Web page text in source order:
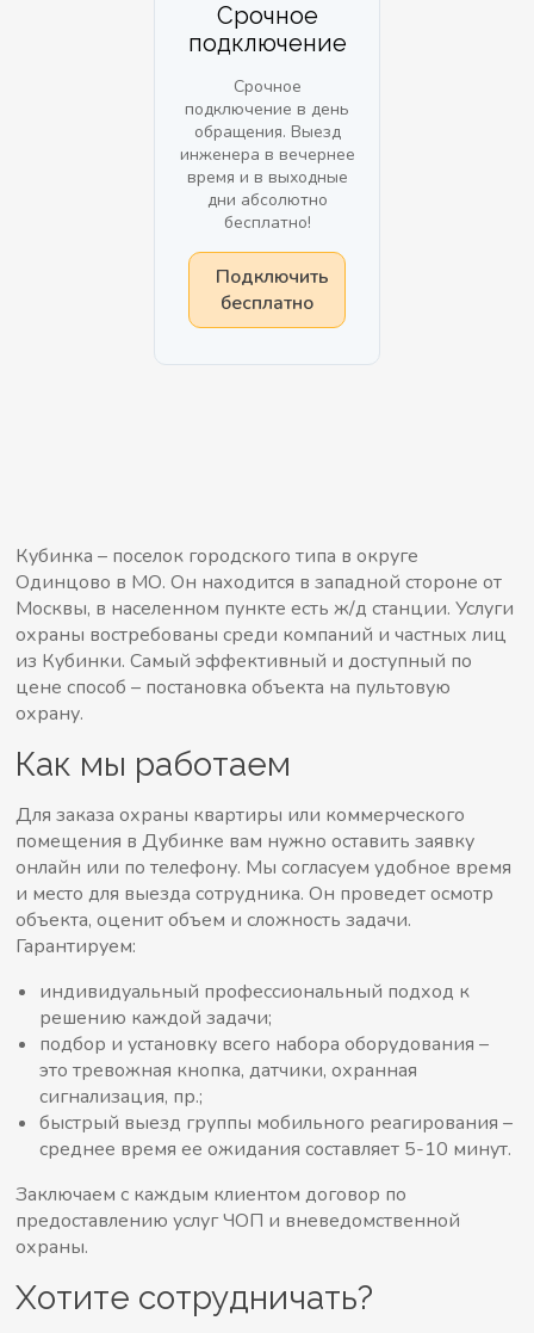
Срочное
подключение
Срочное
подключение в день
обращения. Выезд
инженера в вечернее
время и в выходные
дни абсолютно
бесплатно!
Подключить
бесплатно
Кубинка – поселок городского типа в округе
Одинцово в МО. Он находится в западной стороне от
Москвы, в населенном пункте есть ж/д станции. Услуги
охраны востребованы среди компаний и частных лиц
из Кубинки. Самый эффективный и доступный по
цене способ – постановка объекта на пультовую
охрану.
Как мы работаем
Для заказа охраны квартиры или коммерческого
помещения в Дубинке вам нужно оставить заявку
онлайн или по телефону. Мы согласуем удобное время
и место для выезда сотрудника. Он проведет осмотр
объекта, оценит объем и сложность задачи.
Гарантируем:
индивидуальный профессиональный подход к
решению каждой задачи;
подбор и установку всего набора оборудования –
это тревожная кнопка, датчики, охранная
сигнализация, пр.;
быстрый выезд группы мобильного реагирования –
среднее время ее ожидания составляет 5-10 минут.
Заключаем с каждым клиентом договор по
предоставлению услуг ЧОП и вневедомственной
охраны.
Хотите сотрудничать?